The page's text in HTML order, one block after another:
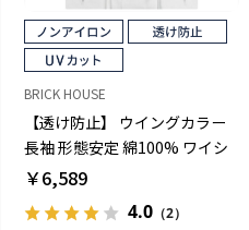
BRICK HOUSE
【透け防止】 ウイングカラー
長袖 形態安定 綿100% ワイシ
ャツ 白無地
￥6,589
4.0（2）